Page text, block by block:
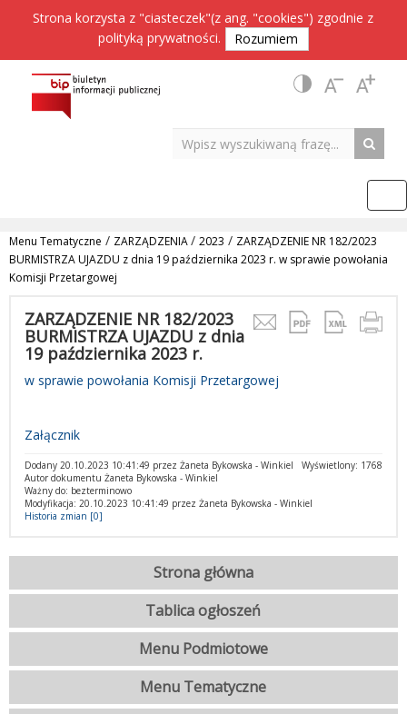
Strona korzysta z "ciasteczek"(z ang. "cookies") zgodnie z
polityką prywatności. Rozumiem
Menu Tematyczne / ZARZĄDZENIA/ 2023 / ZARZĄDZENIE NR 182/2023
BURMISTRZA UJAZDU z dnia 19 października 2023 r. w sprawie powołania
Komisji Przetargowej
ZARZĄDZENIE NR 182/2023
BURMISTRZA UJAZDU z dnia
19 października 2023 r.
w sprawie powołania Komisji Przetargowej
Załącznik
Wyświetlony: 1768
Dodany 20.10.2023 10:41:49 przez Żaneta Bykowska - Winkiel
Autor dokumentu Żaneta Bykowska - Winkiel
Ważny do: bezterminowo
Modyfikacja: 20.10.2023 10:41:49 przez Żaneta Bykowska - Winkiel
Historia zmian [0]
Strona główna
Tablica ogłoszeń
Menu Podmiotowe
Menu Tematyczne